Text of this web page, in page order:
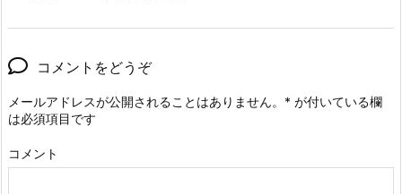
コメントをどうぞ
メールアドレスが公開されることはありません。 * が付いている欄
は必須項目です
コメント